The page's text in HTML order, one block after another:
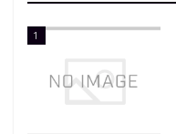
1